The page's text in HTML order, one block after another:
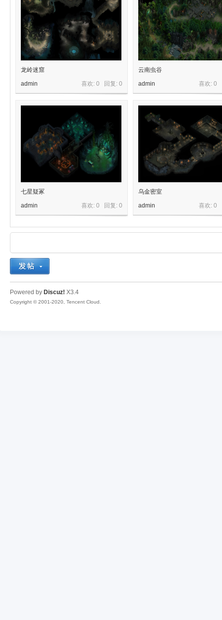
奇
龙岭迷窟
喜欢: 0 回复: 0
admin
云南虫谷
喜欢: 0
admin
七星疑冢
喜欢: 0 回复: 0
admin
乌金密室
喜欢: 0
admin
Powered by Discuz! X3.4
Copyright © 2001-2020, Tencent Cloud.